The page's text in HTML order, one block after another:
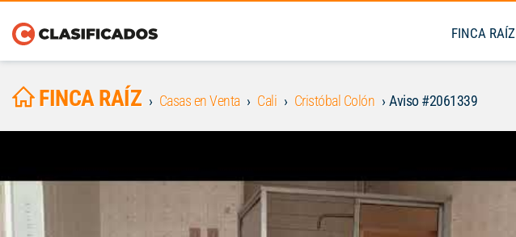
FINCA RAÍZ
FINCA RAÍZ Casas en Venta Cali Cristóbal Colón Aviso #2061339